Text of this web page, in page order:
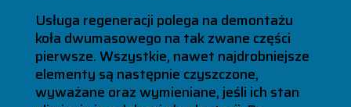
Usługa regeneracji polega na demontażu
koła dwumasowego na tak zwane części
pierwsze. Wszystkie, nawet najdrobniejsze
elementy są następnie czyszczone,
wyważane oraz wymieniane, jeśli ich stan